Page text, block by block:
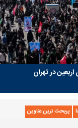
در تهران
پربحث ترین عناوین